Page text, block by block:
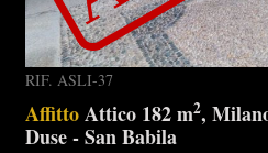
RIF. ASLI-37
AffittoAttico 182 m2,
Duse - San Babila